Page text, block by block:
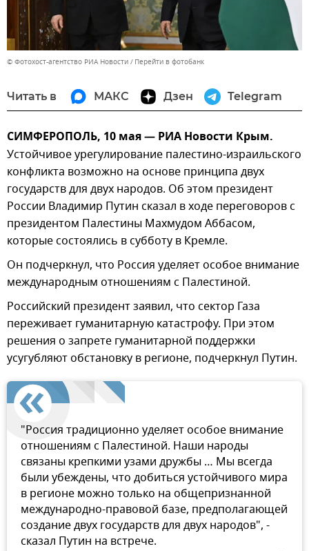
© Фотохост-агентство РИА Новости Перейти в фотобанк
Читать в МАКС Дзен Telegram
СИМФЕРОПОЛЬ, 10 мая — РИА Новости Крым.
Устойчивое урегулирование палестино-израильского
конфликта возможно на основе принципа двух
государств для двух народов. Об этом президент
России Владимир Путин сказал в ходе переговоров с
президентом Палестины Махмудом Аббасом,
которые состоялись в субботу в Кремле.
Он подчеркнул, что Россия уделяет особое внимание
международным отношениям с Палестиной.
Российский президент заявил, что сектор Газа
переживает гуманитарную катастрофу. При этом
решения о запрете гуманитарной поддержки
усугубляют обстановку в регионе, подчеркнул Путин.
"Россия традиционно уделяет особое внимание
отношениям с Палестиной. Наши народы
связаны крепкими узами дружбы … Мы всегда
были убеждены, что добиться устойчивого мира
в регионе можно только на общепризнанной
международно-правовой базе, предполагающей
создание двух государств для двух народов", -
сказал Путин на встрече.